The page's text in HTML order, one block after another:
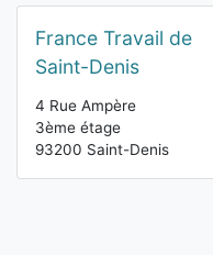
France Travail de
Saint-Denis
4 Rue Ampère
3ème étage
93200 Saint-Denis